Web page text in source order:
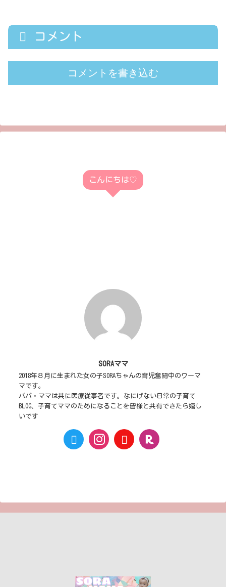
コメント
コメントを書き込む
こんにちは♡
SORAママ
2018年８月に生まれた女の子SORAちゃんの育児奮闘中のワーマ
マです。
パパ・ママは共に医療従事者です。なにげない日常の子育て
BLOG、子育てママのためになることを皆様と共有できたら嬉し
いです